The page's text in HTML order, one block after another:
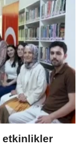
etkinlikler